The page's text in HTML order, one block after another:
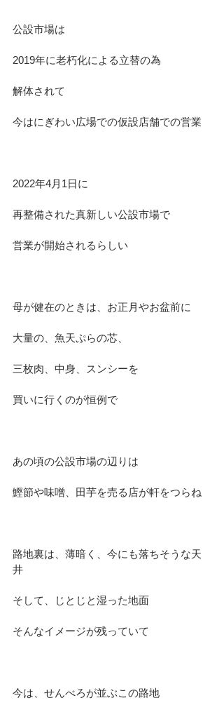
公設市場は
2019年に老朽化による立替の為
解体されて
今はにぎわい広場での仮設店舗での営業
2022年4月1日に
再整備された真新しい公設市場で
営業が開始されるらしい
母が健在のときは、お正月やお盆前に
大量の、魚天ぷらの芯、
三枚肉、中身、スンシーを
買いに行くのが恒例で
あの頃の公設市場の辺りは
鰹節や味噌、田芋を売る店が軒をつらね
路地裏は、薄暗く、今にも落ちそうな天
井
そして、じとじと湿った地面
そんなイメージが残っていて
今は、せんべろが並ぶこの路地